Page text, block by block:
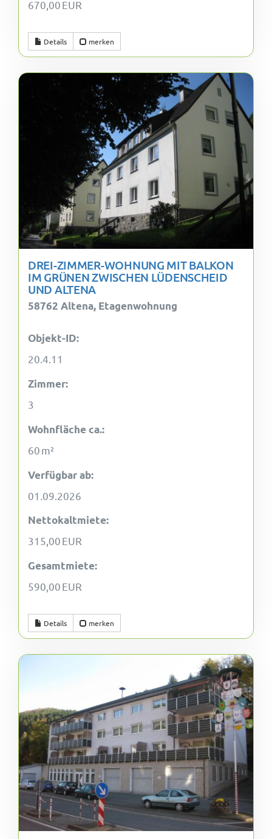
670,00 EUR
Details merken
DREI-ZIMMER-WOHNUNG MIT BALKON
IM GRÜNEN ZWISCHEN LÜDENSCHEID
UND ALTENA
58762 Altena, Etagenwohnung
Objekt-ID:
20.4.11
Zimmer:
3
Wohnfläche ca.:
60 m²
Verfügbar ab:
01.09.2026
Nettokaltmiete:
315,00 EUR
Gesamtmiete:
590,00 EUR
Details merken